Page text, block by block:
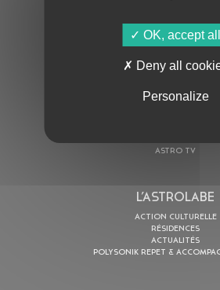
En cochant cette case, j’accepte la Politique de
ASTRO TV
L’ASTROLABE
ACTION CULTURELLE
RÉSIDENCES
ACTUALITÉS
POLYSONIK REPET &
OK, accept all
Deny all
Personalize